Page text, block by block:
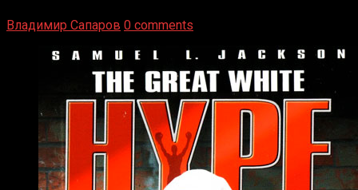
Владимир Сапаров 0 comments